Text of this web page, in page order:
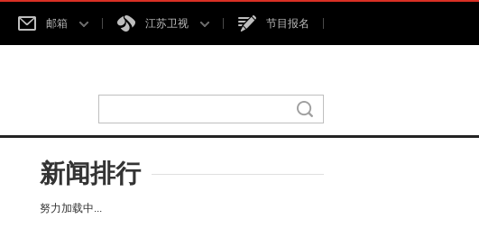
邮箱 江苏卫视 节目报名
新闻排行
努力加载中...